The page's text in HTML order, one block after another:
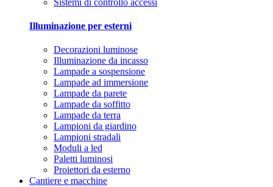
Illuminazione per esterni
Decorazioni luminose
Illuminazione da incasso
Lampade a sospensione
Lampade ad immersione
Lampade da parete
Lampade da soffitto
Lampade da terra
Lampioni da giardino
Lampioni stradali
Moduli a led
Paletti luminosi
Proiettori da esterno
Cantiere e macchine